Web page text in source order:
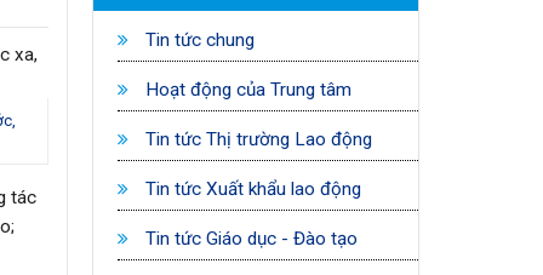
xa,
tác
Tin tức chung
Hoạt động của Trung tâm
Tin tức Thị trường Lao động
Tin tức Xuất khẩu lao động
Tin tức Giáo dục - Đào tạo